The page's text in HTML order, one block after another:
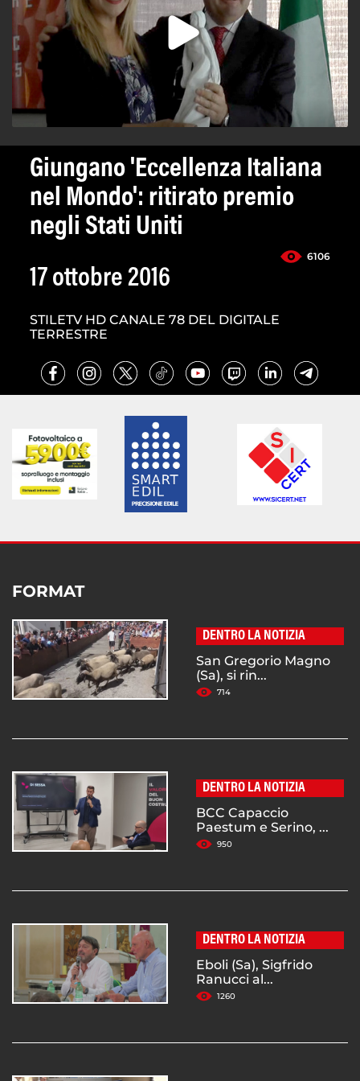
Giungano 'Eccellenza Italiana
nel Mondo': ritirato premio
negli Stati Uniti
6106
17 ottobre 2016
STILETV HD CANALE 78 DEL DIGITALE
TERRESTRE
FORMAT
DENTRO LA NOTIZIA
San Gregorio Magno
(Sa), si rin...
714
DENTRO LA NOTIZIA
BCC Capaccio
Paestum e Serino, ...
950
DENTRO LA NOTIZIA
Eboli (Sa), Sigfrido
Ranucci al...
1260